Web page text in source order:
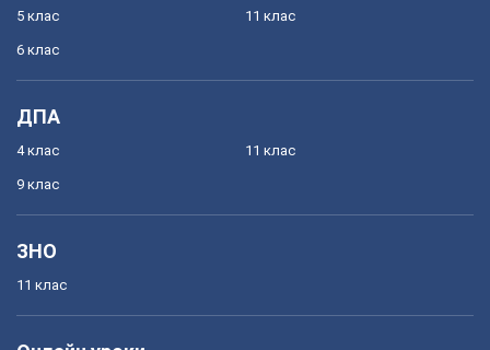
5 клас
6 клас
11 клас
ДПА
4 клас
9 клас
11 клас
ЗНО
11 клас